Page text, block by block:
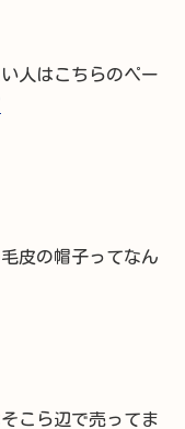
人はこちらのペー
皮の帽子ってなん
こら辺で売ってま